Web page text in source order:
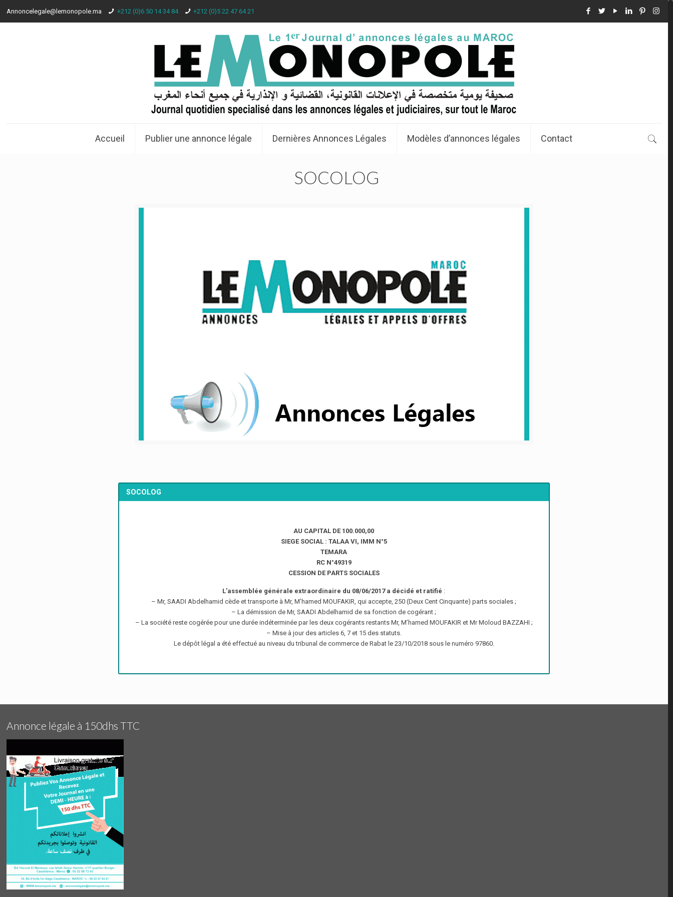
Annoncelegale@lemonopole.ma +212 (0)6 50 14 34 84 +212 (0)5 22 47 64 21
Accueil Publier une annonce légale Dernières Annonces Légales Modèles d’annonces légales Contact
SOCOLOG
SOCOLOG
AU CAPITAL DE 100.000,00
SIEGE SOCIAL : TALAA VI, IMM N°5
TEMARA
RC N°49319
CESSION DE PARTS SOCIALES
L’assemblée générale extraordinaire du 08/06/2017 a décidé et ratifié :
– Mr, SAADI Abdelhamid cède et transporte à Mr, M’hamed MOUFAKIR, qui accepte, 250 (Deux Cent Cinquante) parts sociales ;
– La démission de Mr, SAADI Abdelhamid de sa fonction de cogérant ;
– La société reste cogérée pour une durée indéterminée par les deux cogérants restants Mr, M’hamed MOUFAKIR et Mr Moloud BAZZAHI ;
– Mise à jour des articles 6, 7 et 15 des statuts.
Le dépôt légal a été effectué au niveau du tribunal de commerce de Rabat le 23/10/2018 sous le numéro 97860.
Annonce légale à 150dhs TTC